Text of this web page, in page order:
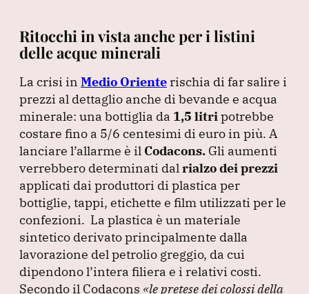
Ritocchi in vista anche per i listini
delle acque minerali
La crisi in Medio Oriente rischia di far salire i
prezzi al dettaglio anche di bevande e acqua
minerale: una bottiglia da 1,5 litri potrebbe
costare fino a 5/6 centesimi di euro in più. A
lanciare l’allarme è il Codacons. Gli aumenti
verrebbero determinati dal rialzo dei prezzi
applicati dai produttori di plastica per
bottiglie, tappi, etichette e film utilizzati per le
confezioni. La plastica è un materiale
sintetico derivato principalmente dalla
lavorazione del petrolio greggio, da cui
dipendono l’intera filiera e i relativi costi.
Secondo il Codacons «le pretese dei colossi della